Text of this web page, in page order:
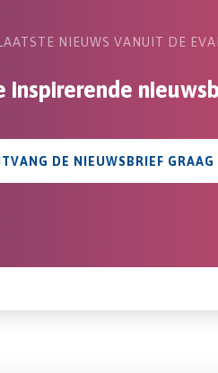
NIEUWS VANUIT DE
inspirerende
DE NIEUWSBRIEF GRAAG